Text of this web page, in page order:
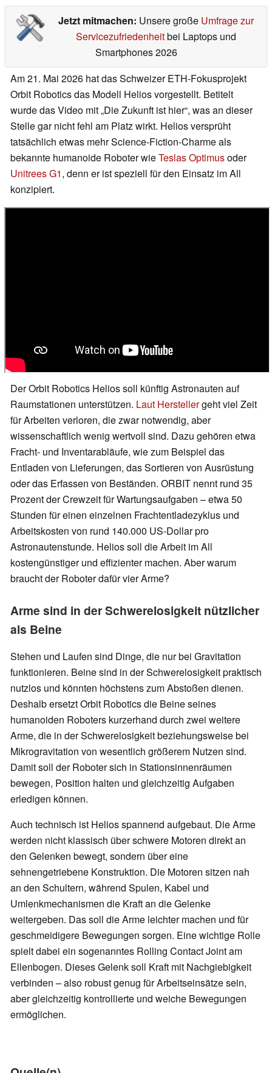
Jetzt mitmachen: Unsere große Umfrage zur
Servicezufriedenheitbei Laptops und
Smartphones 2026
Am 21. Mai 2026 hat das Schweizer ETH-Fokusprojekt
Orbit Robotics das Modell Helios vorgestellt. Betitelt
wurde das Video mit „Die Zukunft ist hier“, was an dieser
Stelle gar nicht fehl am Platz wirkt. Helios versprüht
tatsächlich etwas mehr Science-Fiction-Charme als
bekannte humanoide Roboter wieTeslas Optimusoder
Unitrees G1, denn er ist speziell für den Einsatz im All
konzipiert.
Der Orbit Robotics Helios soll künftig Astronauten auf
Raumstationen unterstützen. Laut Herstellergeht viel Zeit
für Arbeiten verloren, die zwar notwendig, aber
wissenschaftlich wenig wertvoll sind. Dazu gehören etwa
Fracht- und Inventarabläufe, wie zum Beispiel das
Entladen von Lieferungen, das Sortieren von Ausrüstung
oder das Erfassen von Beständen. ORBIT nennt rund 35
Prozent der Crewzeit für Wartungsaufgaben – etwa 50
Stunden für einen einzelnen Frachtentladezyklus und
Arbeitskosten von rund 140.000 US-Dollar pro
Astronautenstunde. Helios soll die Arbeit im All
kostengünstiger und effizienter machen. Aber warum
braucht der Roboter dafür vier Arme?
Arme sind in der Schwerelosigkeit nützlicher
als Beine
Stehen und Laufen sind Dinge, die nur bei Gravitation
funktionieren. Beine sind in der Schwerelosigkeit praktisch
nutzlos und könnten höchstens zum Abstoßen dienen.
Deshalb ersetzt Orbit Robotics die Beine seines
humanoiden Roboters kurzerhand durch zwei weitere
Arme, die in der Schwerelosigkeit beziehungsweise bei
Mikrogravitation von wesentlich größerem Nutzen sind.
Damit soll der Roboter sich in Stationsinnenräumen
bewegen, Position halten und gleichzeitig Aufgaben
erledigen können.
Auch technisch ist Helios spannend aufgebaut. Die Arme
werden nicht klassisch über schwere Motoren direkt an
den Gelenken bewegt, sondern über eine
sehnengetriebene Konstruktion. Die Motoren sitzen nah
an den Schultern, während Spulen, Kabel und
Umlenkmechanismen die Kraft an die Gelenke
weitergeben. Das soll die Arme leichter machen und für
geschmeidigere Bewegungen sorgen. Eine wichtige Rolle
spielt dabei ein sogenanntes Rolling Contact Joint am
Ellenbogen. Dieses Gelenk soll Kraft mit Nachgiebigkeit
verbinden – also robust genug für Arbeitseinsätze sein,
aber gleichzeitig kontrollierte und weiche Bewegungen
ermöglichen.